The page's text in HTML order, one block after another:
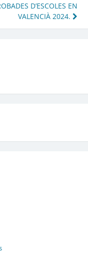
D’ESCOLES EN
VALENCIÀ 2024.